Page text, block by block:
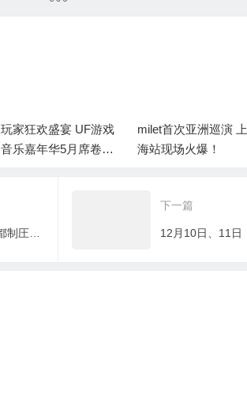
玩家狂欢盛宴 UF游戏
音乐嘉年华5月席卷上
milet首次亚洲巡演 上
海站现场火爆！
下一篇